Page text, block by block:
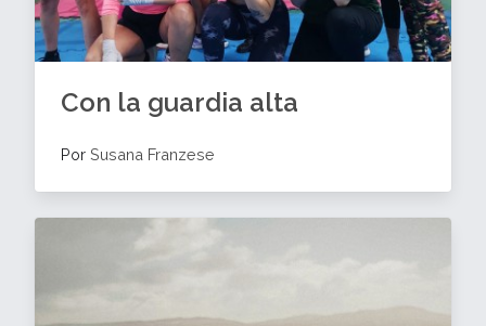
Con la guardia alta
Por Susana Franzese